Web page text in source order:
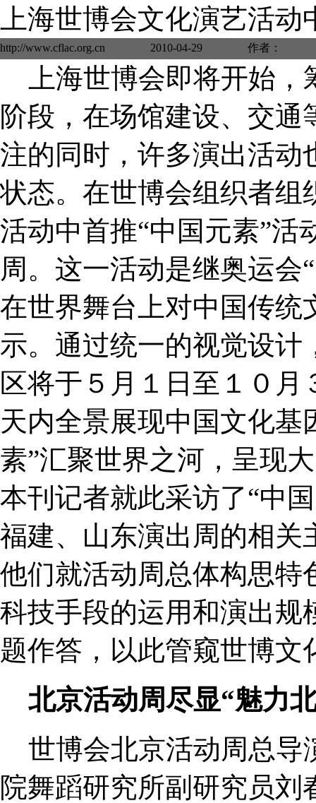
上海世博会文化演艺活动
http://www.cflac.org.cn 2010-04-29 作者： 来
上海世博会即将开始，
阶段，在场馆建设、交通
注的同时，许多演出活动
状态。在世博会组织者组
活动中首推“中国元素”活
周。这一活动是继奥运会
在世界舞台上对中国传统
示。通过统一的视觉设计
区将于５月１日至１０月
天内全景展现中国文化基
素”汇聚世界之河，呈现
本刊记者就此采访了“中
福建、山东演出周的相关
他们就活动周总体构思特
科技手段的运用和演出规
题作答，以此管窥世博文
北京活动周尽显“魅力
世博会北京活动周总导
院舞蹈研究所副研究员刘